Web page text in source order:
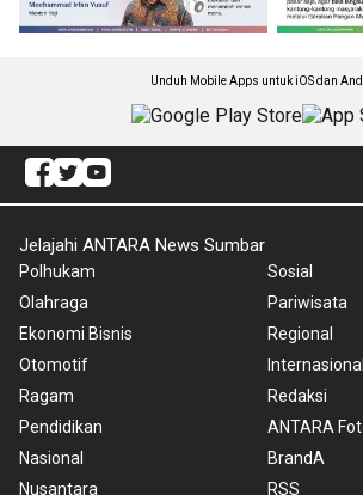
Unduh Mobile Apps untuk iOS dan
Jelajahi ANTARA News Sumbar
Polhukam
Olahraga
Ekonomi Bisnis
Otomotif
Ragam
Pendidikan
Nasional
Nusantara
Sosial
Pariwisata
Regional
Internasional
Redaksi
ANTARA
BrandA
RSS